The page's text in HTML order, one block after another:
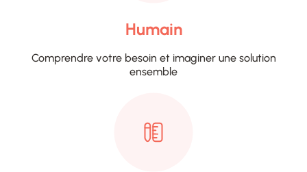
Humain
Comprendre votre besoin et imaginer une solution
ensemble